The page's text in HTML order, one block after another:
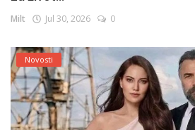
Milt Jul 30, 2026 0
Novosti